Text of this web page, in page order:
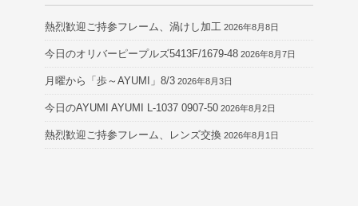
熱烈歓迎ご持参フレーム、渦けし加工 2026年8月8日
今日のオリバーピープルズ5413F/1679-48 2026年8月7日
月曜から「歩～AYUMI」8/3 2026年8月3日
今日のAYUMI AYUMI L-1037 0907-50 2026年8月2日
熱烈歓迎ご持参フレーム、レンズ交換 2026年8月1日